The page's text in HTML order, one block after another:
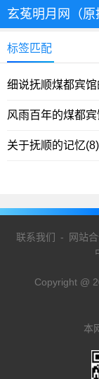
玄菟明月网（原
标签匹配
细说抚顺煤都宾
风雨百年的煤都宾
关于抚顺的记忆(8)
联系我们 - 网站
Copyright @
本